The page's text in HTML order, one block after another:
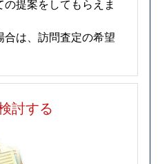
提案をしてもらえま
は、訪問査定の希望
討する